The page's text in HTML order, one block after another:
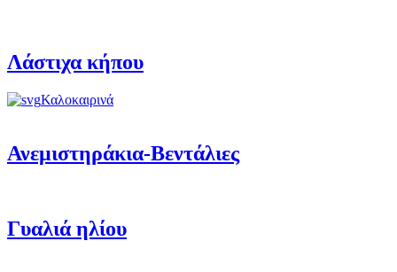
Λάστιχα κήπου
Καλοκαιρινά
Ανεμιστηράκια-Βεντάλιες
Γυαλιά ηλίου